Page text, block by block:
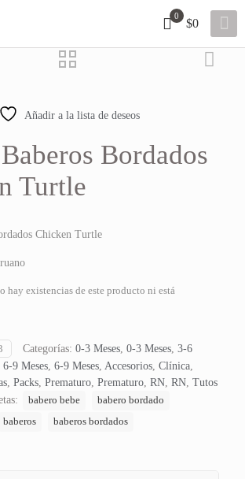
0
$0
Añadir a la lista de deseos
Bordados
Turtle
Chicken Turtle
hay existencias de este producto ni está
Categorías: 0-3 Meses, 0-3 Meses, 3-6
6-9 Meses, 6-9 Meses, Accesorios, Clínica,
, Packs, Prematuro, Prematuro, RN, RN, Tutos
babero bebe
babero bordado
baberos
baberos bordados